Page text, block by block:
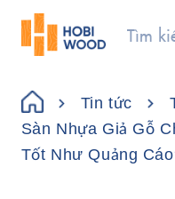
Tin tức
Sàn Nhựa Giả Gỗ
Tốt Như Quảng